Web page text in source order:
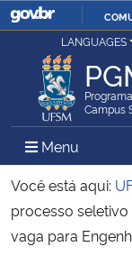
Ministério da Justiça e
Ministério da Defesa
Ministério das Relações
Ministério da Economia
LANGUAGES
Campus
Menu
Você está aqui:
processo
vaga para